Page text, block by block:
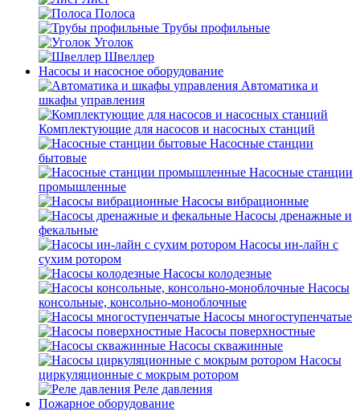
Полоса
Трубы профильные
Уголок
Швеллер
Насосы и насосное оборудование
Автоматика и
шкафы управления
Комплектующие для насосов и насосных станций
Насосные станции
бытовые
Насосные станции
промышленные
Насосы вибрационные
Насосы дренажные и
фекальные
Насосы ин-лайн с
сухим ротором
Насосы колодезные
Насосы
консольные, консольно-моноблочные
Насосы многоступенчатые
Насосы поверхностные
Насосы скважинные
Насосы
циркуляционные с мокрым ротором
Реле давления
Пожарное оборудование